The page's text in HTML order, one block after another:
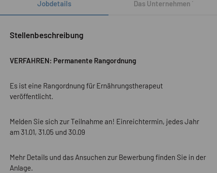
Jobdetails Das Unternehmen
Stellenbeschreibung
VERFAHREN: Permanente Rangordnung
Es ist eine Rangordnung für Ernährungstherapeut
veröffentlicht.
Melden Sie sich zur Teilnahme an! Einreichtermin, jedes Jahr
am 31.01, 31.05 und 30.09
Mehr Details und das Ansuchen zur Bewerbung finden Sie in der
Anlage.